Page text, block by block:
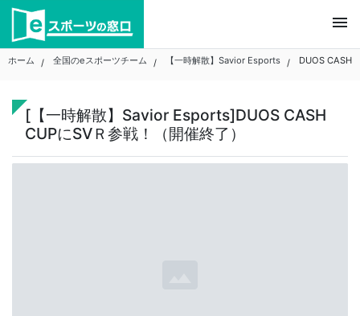
Skip
content
menu
ホーム 全国のeスポーツチーム 【一時解散】Savior Esports DUOS CASH
[【一時解散】Savior Esports]DUOS CASH
CUPにSVＲ参戦！（開催終了）